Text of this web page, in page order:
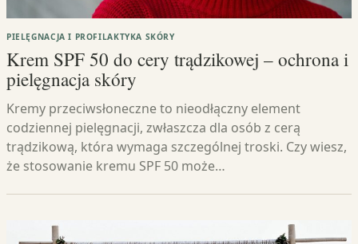
PIELĘGNACJA I PROFILAKTYKA SKÓRY
Krem SPF 50 do cery trądzikowej – ochrona i
pielęgnacja skóry
Kremy przeciwsłoneczne to nieodłączny element
codziennej pielęgnacji, zwłaszcza dla osób z cerą
trądzikową, która wymaga szczególnej troski. Czy wiesz,
że stosowanie kremu SPF 50 może…